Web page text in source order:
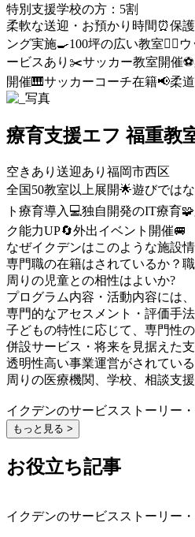
特別支援学校の方：5割
柔軟な送迎・お預かり時間⏰保
ング実施🍳100坪の広い教室🏃‍♂️
ービスあり✂️サッカー教室開催⚽️
開催🎹サッカーコーチ在籍📢柔
療育支援エフ 福重教
空きあり 送迎あり 福岡市西区
全国50教室以上展開🌟遊びでは
ト療育導入💻独自開発のIT療育🧩
ク能力UP🔄外出イベント開催🚐
なぜイクデンはこのような施設
専門職の在籍はされているか？
周りの児童との相性はよいか?
プログラム内容・活動内容には
専門的なアセスメント・評価手
子どもの特性に応じて、専門性
併設サービス・将来を見据えた
透明性高い事業運営がされている
周りの医療機関、学校、相談支
イクデンのサービスストーリー
もっと見る >
お役立ち記事
イクデンのサービスストーリー